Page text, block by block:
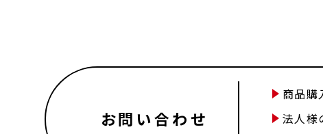
お問い合わせ
商品購
法人様